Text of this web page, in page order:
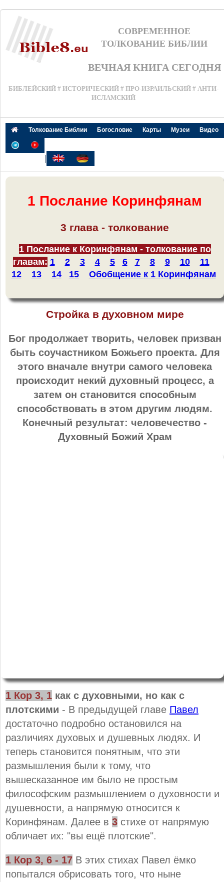
СОВРЕМЕННОЕ
ТОЛКОВАНИЕ БИБЛИИ
ВЕЧНАЯ КНИГА СЕГОДНЯ
БИБЛЕЙСКИЙ # ИСТОРИЧЕСКИЙ # ПРО-ИЗРАИЛЬСКИЙ # АНТИ-
ИСЛАМСКИЙ
Толкование Библии Богословие Карты Музеи Видео
|
1 Послание Коринфянам
3 глава - толкование
1 Послание к Коринфянам - толкование по
главам: 1 2 3 4 5 6 7 8 9 10
11
12
13 14 15 Обобщение к 1 Коринфянам
Стройка в духовном мире
Бог продолжает творить, человек призван
быть соучастником Божьего проекта. Для
этого вначале внутри самого человека
происходит некий духовный процесс, а
затем он становится способным
способствовать в этом другим людям.
Конечный результат: человечество -
Духовный Божий Храм
1 Кор 3, 1 как с духовными, но как с
плотскими - В предыдущей главе Павел
достаточно подробно остановился на
различиях духовых и душевных людях. И
теперь становится понятным, что эти
размышления были к тому, что
вышесказанное им было не простым
философским размышлением о духовности и
душевности, а напрямую относится к
Коринфянам. Далее в 3 стихе от напрямую
обличает их: "вы ещё плотские".
1 Кор 3, 6 - 17 В этих стихах Павел ёмко
попытался обрисовать того, что ныне